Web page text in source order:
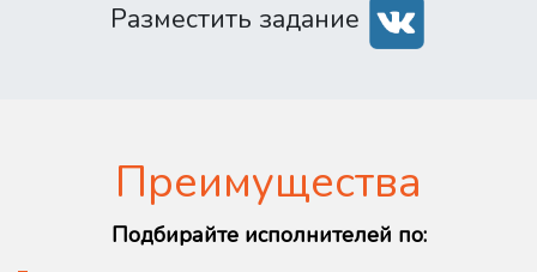
Разместить задание
Преимущества
Подбирайте исполнителей по: